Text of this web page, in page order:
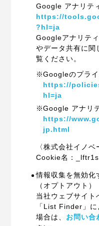
Google アナリテ
https://
?hl=ja
Googleアナリテ
やデータ共有に
覧ください。
Googleのプラ
https://
hl=ja
Google アナリ
https://
jp.html
〈株式会社イノ
Cookie名：
情報収集を無効化
（オプトアウト）
当社ウェブサイト
「List Finder」
場合は、 お問い合